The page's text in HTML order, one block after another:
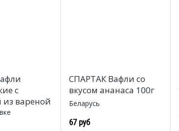
с
вареной
СПАРТАК Вафли со
вкусом ананаса 100г
Беларусь
67 руб